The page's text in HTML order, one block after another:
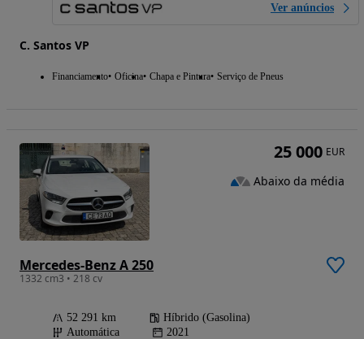
Ver anúncios
C. Santos VP
Financiamento Oficina Chapa e Pintura Serviço de Pneus
Mercedes-Benz A 250
1332 cm3 • 218 cv
52 291 km
Híbrido (Gasolina)
Automática
2021
25 000 EUR
Abaixo da média